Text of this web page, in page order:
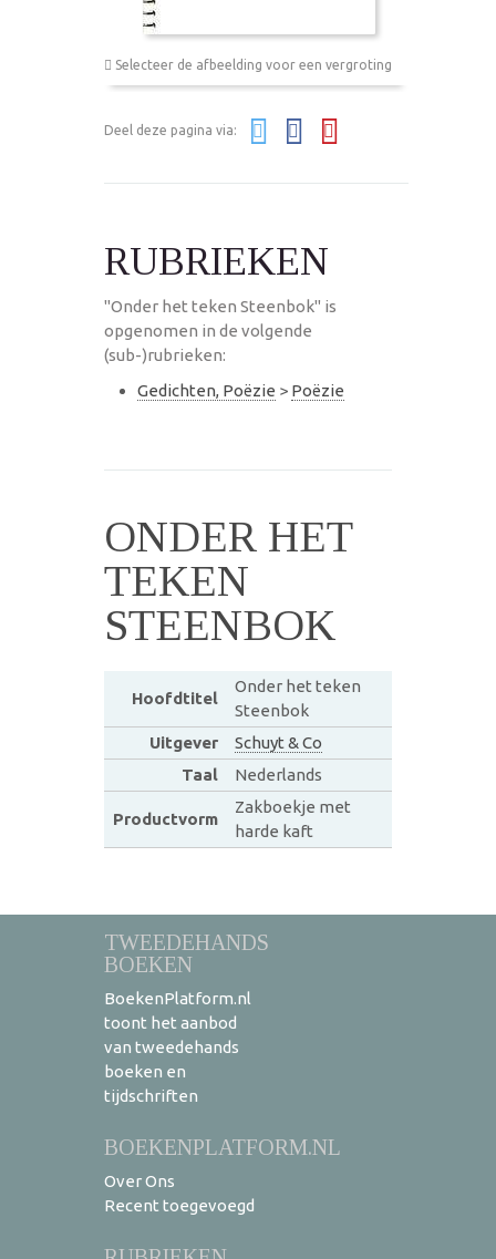
Selecteer de afbeelding voor een vergroting
Deel deze pagina via:
RUBRIEKEN
"Onder het teken Steenbok" is
opgenomen in de volgende
(sub-)rubrieken:
Gedichten, Poëzie > Poëzie
ONDER HET
TEKEN
STEENBOK
Hoofdtitel
Onder het teken
Steenbok
Uitgever
Schuyt & Co
Taal
Nederlands
Productvorm
Zakboekje met
harde kaft
TWEEDEHANDS
BOEKEN
BoekenPlatform.nl
toont het aanbod
van tweedehands
boeken en
tijdschriften
BOEKENPLATFORM.NL
Over Ons
Recent toegevoegd